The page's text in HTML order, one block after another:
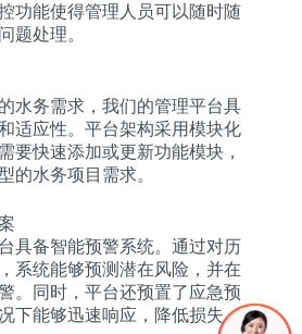
功能使得管理人员可以随时随
题处理。
水务需求，我们的管理平台具
适应性。平台架构采用模块化
要快速添加或更新功能模块，
的水务项目需求。
具备智能预警系统。通过对历
系统能够预测潜在风险，并在
。同时，平台还预置了应急预
下能够迅速响应，降低损失。